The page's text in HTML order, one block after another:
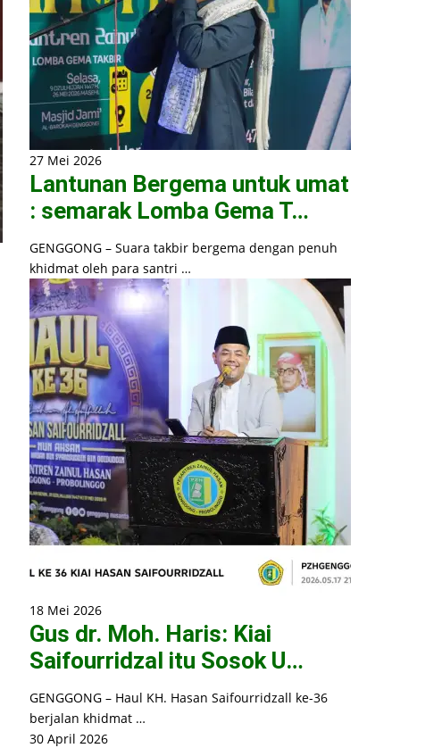
27 Mei 2026
Lantunan Bergema untuk umat
: semarak Lomba Gema T…
GENGGONG – Suara takbir bergema dengan penuh
khidmat oleh para santri …
18 Mei 2026
Gus dr. Moh. Haris: Kiai
Saifourridzal itu Sosok U…
GENGGONG – Haul KH. Hasan Saifourridzall ke-36
berjalan khidmat …
30 April 2026